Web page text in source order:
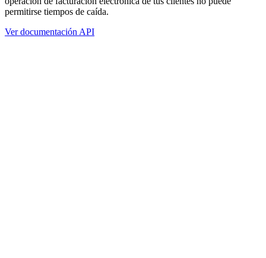
permitirse tiempos de caída.
Ver documentación API